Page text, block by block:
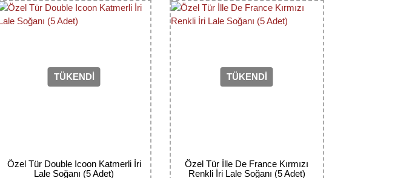
TÜKENDİ
Özel Tür Double Icoon Katmerli İri
Lale Soğanı (5 Adet)
TÜKENDİ
Özel Tür İlle De France Kırmızı
Renkli İri Lale Soğanı (5 Adet)